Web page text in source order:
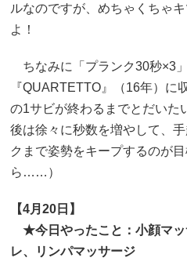
ルなのですが、めちゃくちゃ
よ！
ちなみに「プランク30秒×3
『QUARTETTO』（16年）に
の1サビが終わるまでとだいた
後は徐々に秒数を増やして、
クまで姿勢をキープするのが
ら……）
【4月20日】
★今日やったこと：小顔マッ
レ、リンパマッサージ